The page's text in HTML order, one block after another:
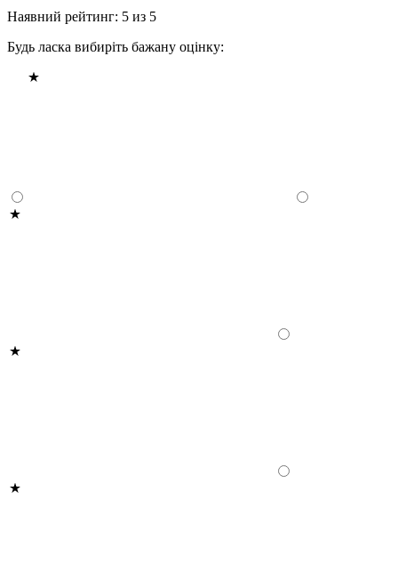
Наявний рейтинг: 5 из 5
Будь ласка вибиріть бажану оцінку: